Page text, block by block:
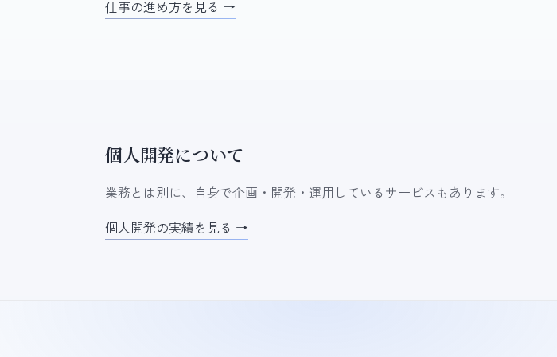
仕事の進め方を見る →
個人開発について
業務とは別に、自身で企画・開発・運用しているサービスもあります。
個人開発の実績を見る →